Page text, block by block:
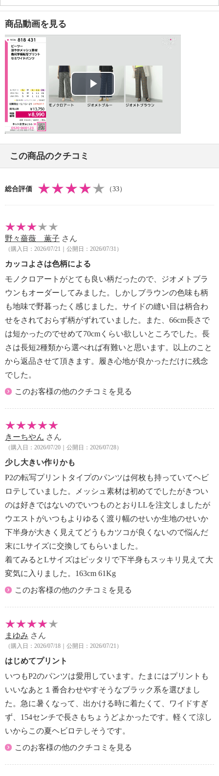
・漂白処理：塩素系・酸素系漂白不可
・タンブル乾燥：不可
・自然乾燥：日陰の吊り干し
・アイロン仕上げ：可（低温）
・ドライクリーニング：石油系ドライクリーニング可
【メンテナンス（ケアラベル）】
・長時間照射による変退色注意
・水や汗などによる色落ち、色移り注意
・摩擦による色落ち、色移り注意
・過度な力をかけない
・ネット使用
【個体差あり】
【原産国（地）】
商品動画を見る
Play
この商品のクチコミ
総合評価 （33）
野々薔薇 薫子 さん
（購入日：2026/07/21｜公開日：2026/07/31）
カッコよさは色柄による
モノクロアートがとても良い柄だったので、ジオメトブラ
ウンもオーダーしてみました。しかしブラウンの色味も柄
も地味で野暮ったく感じました。サイドの縫い目は柄合わ
せをされておらず柄がずれていました。また、66cm長さで
は短かったのでせめて70cmくらい欲しいところでした。長
さは長短2種類から選べれば有難いと思います。以上のこと
から返品させて頂きます。履き心地が良かっただけに残念
でした。
このお客様の他のクチコミを見る
きーちやん さん
（購入日：2026/07/20｜公開日：2026/07/28）
少し大きい作りかも
P2の転写プリントタイプのパンツは何枚も持っていてヘビ
ロテしていました。メッシュ素材は初めてでしたがきつい
のは好きではないのでいつものとおりLLを注文しましたが
ウエストがいつもよりゆるく渡り幅のせいか生地のせいか
下半身が大きく見えてどうもカツコが良くないので悩んだ
末にLサイズに交換してもらいました。
着てみるとLサイズはピッタリで下半身もスッキリ見えて大
変気に入りました。163cm 61Kg
このお客様の他のクチコミを見る
まゆみ さん
（購入日：2026/07/18｜公開日：2026/07/21）
はじめてプリント
いつもP2のパンツは愛用しています。たまにはプリントも
いいなあと１番合わせやすそうなブラック系を選びまし
た。急に暑くなって、出かける時に着たくて、ワイドすぎ
ず、154センチで長さもちょうどよかったです。軽くて涼し
いからこの夏ヘビロテしそうです。
このお客様の他のクチコミを見る